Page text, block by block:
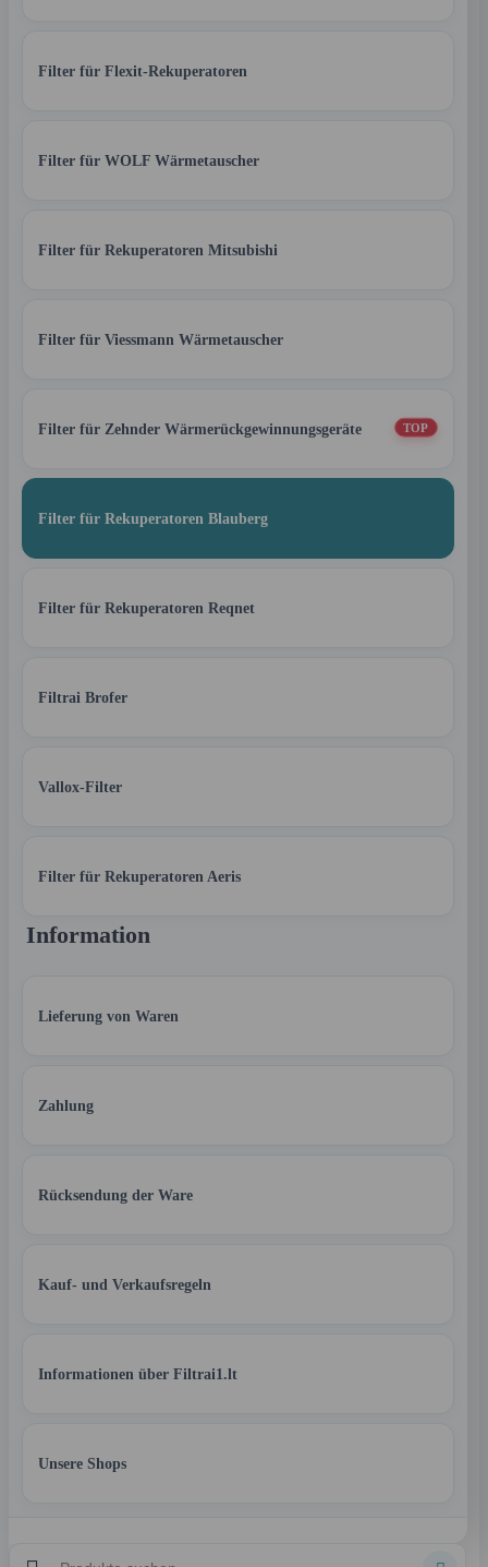
Filter für Flexit-Rekuperatoren
Filter für WOLF Wärmetauscher
Filter für Rekuperatoren Mitsubishi
Filter für Viessmann Wärmetauscher
Filter für Zehnder Wärmerückgewinnungsgeräte TOP
Filter für Rekuperatoren Blauberg
Filter für Rekuperatoren Reqnet
Filtrai Brofer
Vallox-Filter
Filter für Rekuperatoren Aeris
Information
Lieferung von Waren
Zahlung
Rücksendung der Ware
Kauf- und Verkaufsregeln
Informationen über Filtrai1.lt
Unsere Shops